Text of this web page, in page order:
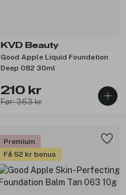
KVD Beauty
Good Apple Liquid Foundation
Deep 082 30ml
210 kr
Før: 363 kr
Premium
Få 52 kr bonus